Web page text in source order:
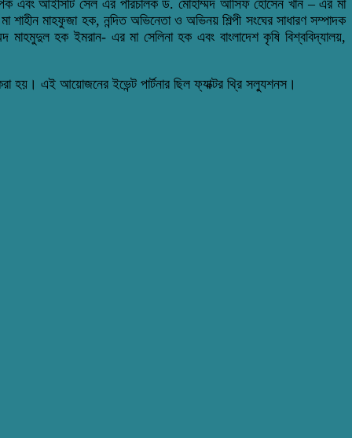
এবং আইসিটি সেল এর পরিচালক ড. মোহাম্মদ আসিফ হোসেন খান – এর মা
মাহফুজা হক, নন্দিত অভিনেতা ও অভিনয় শিল্পী সংঘের সাধারণ সম্পাদক
হক ইমরান- এর মা সেলিনা হক এবং বাংলাদেশ কৃষি বিশ্ববিদ্যালয়,
হয়। এই আয়োজনের ইভেন্ট পার্টনার ছিল ফ্যাক্টর থ্রি সল্যুশনস।